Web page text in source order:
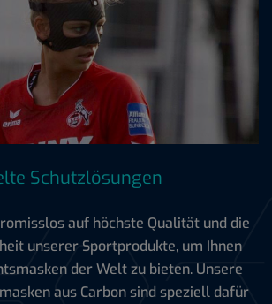
Schutzlösungen
auf höchste Qualität und die
unserer Sportprodukte, um Ihnen
der Welt zu bieten. Unsere
aus Carbon sind speziell dafür